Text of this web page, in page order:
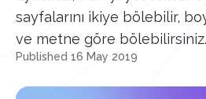
sayfalarını ikiye bölebilir,
ve metne göre bölebilirsiniz.
Published 16 May 2019